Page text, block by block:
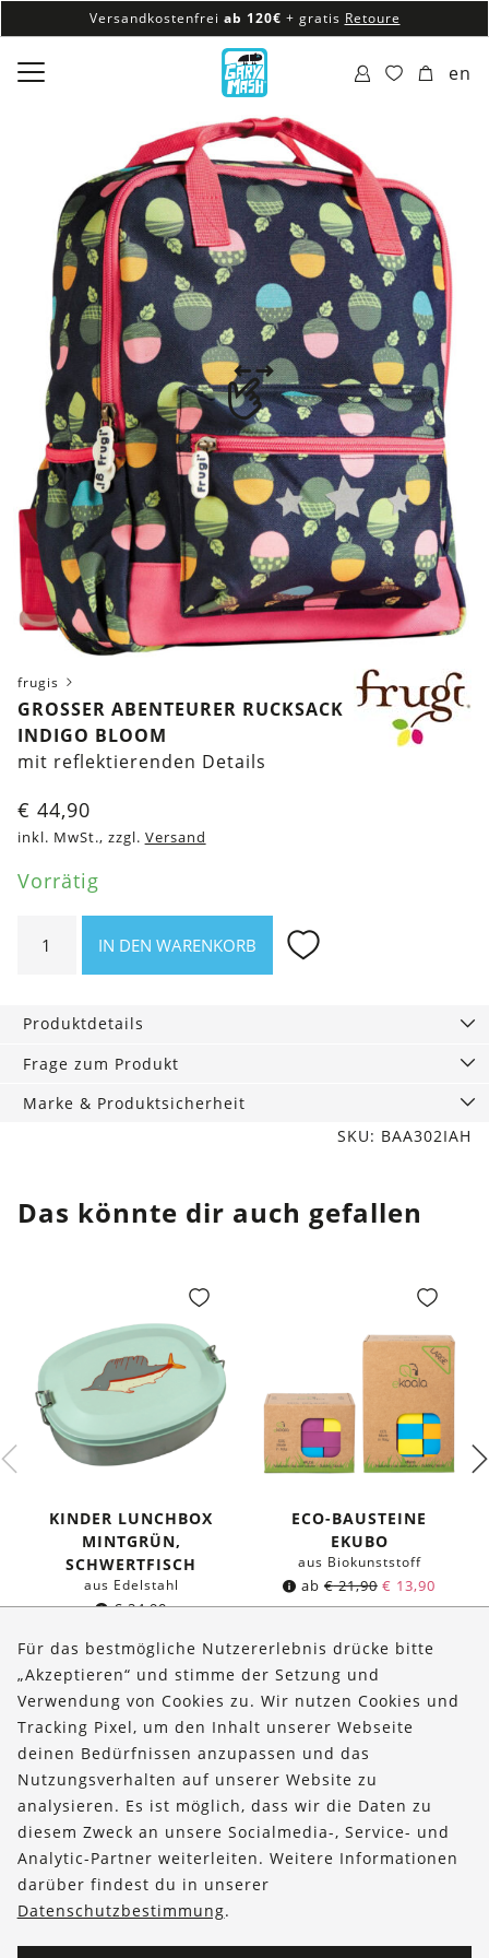
Versandkostenfrei ab 120€ + gratis Retoure
100% veganes & fair produziertes Sortiment
Versandkostenfrei ab 120€
en
frugis
GROSSER ABENTEURER RUCKSACK I
NDIGO BLOOM
mit reflektierenden Details
€ 44,90
inkl. MwSt., zzgl. Versand
Vorrätig
Abenteurer
Rucksack
Bloom
Menge
IN DEN WARENKORB
Produktdetails
Frage zum Produkt
Marke & Produktsicherheit
SKU: BAA302IAH
Das könnte dir auch gefallen
KINDER LUNCHBOX
MINTGRÜN,
SCHWERTFISCH
aus Edelstahl
€24,90
ECO-BAUSTEINE
EKUBO
aus Biokunststoff
ab€21,90 € 13,90
Über uns
Bestellungen
Kontakt & Hilfe
FOLLOW US
Für das bestmögliche Nutzererlebnis drücke bitte
„Akzeptieren“ und stimme der Setzung und
Verwendung von Cookies zu. Wir nutzen Cookies und
Tracking Pixel, um den Inhalt unserer Webseite
deinen Bedürfnissen anzupassen und das
Nutzungsverhalten auf unserer Website zu
analysieren. Es ist möglich, dass wir die Daten zu
diesem Zweck an unsere Socialmedia-, Service- und
Analytic-Partner weiterleiten. Weitere Informationen
darüber findest du in unserer
Datenschutzbestimmung.